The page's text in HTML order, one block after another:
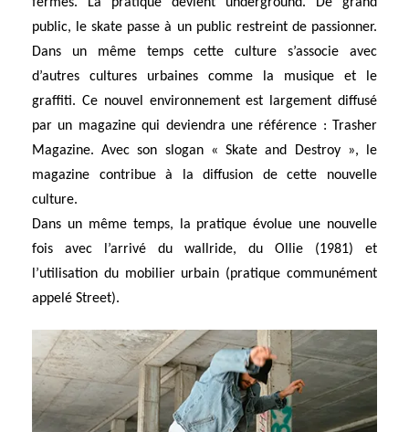
public, le skate passe à un public restreint de passionner.
Dans un même temps cette culture s’associe avec
d’autres cultures urbaines comme la musique et le
graffiti. Ce nouvel environnement est largement diffusé
par un magazine qui deviendra une référence : Trasher
Magazine. Avec son slogan « Skate and Destroy », le
magazine contribue à la diffusion de cette nouvelle
culture.
Dans un même temps, la pratique évolue une nouvelle
fois avec l’arrivé du wallride, du Ollie (1981) et
l’utilisation du mobilier urbain (pratique communément
appelé Street).